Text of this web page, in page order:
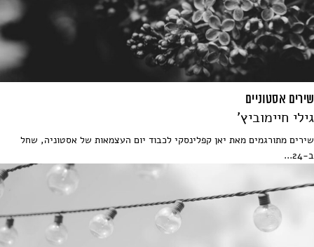
שירים אסטוניים
גילי חיימוביץ'
שירים מתורגמים מאת יאן קפלינסקי לכבוד יום העצמאות של אסטוניה, שחל
ב-24...